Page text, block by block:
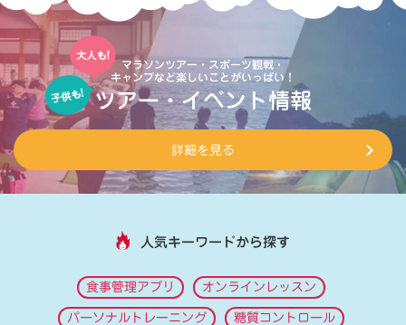
マラソンツアー・スポーツ観戦・
キャンプなど楽しいことがいっぱい！
ツアー・イベント情報
詳細を見る
人気キーワードから探す
食事管理アプリ オンラインレッスン
パーソナルトレーニング 糖質コントロール